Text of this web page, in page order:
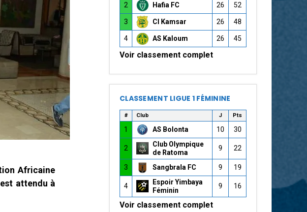
Africaine
attendu à
2 Hafia FC 26 52
3 CI Kamsar 26 48
4 AS Kaloum 26 45
Voir classement complet
CLASSEMENT LIGUE 1 FÉMININE
# Club J Pts
1 AS Bolonta 10 30
2
Club Olympique
de Ratoma
9 22
3 Sangbrala FC 9 19
4
Espoir Yimbaya
Féminin
9 16
Voir classement complet